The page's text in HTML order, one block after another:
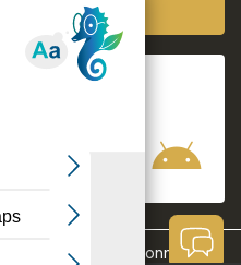
ma ville
Données personnelles